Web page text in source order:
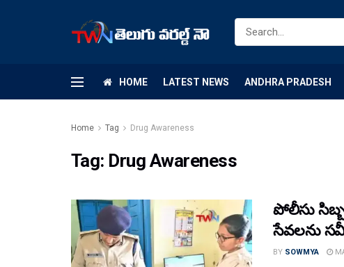
HOME LATEST NEWS ANDHRA PRADESH
Home Tag Drug Awareness
Tag: Drug Awareness
పోలీసు
సేవలను
BY SOWMYA